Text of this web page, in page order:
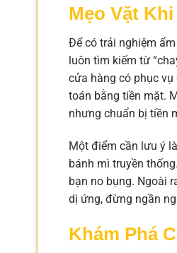
Mẹo Vặt
Để có trải nghiệm
luôn tìm kiếm từ
cửa hàng có phục
toán bằng tiền mặt.
nhưng chuẩn bị tiền
Một điểm cần lưu ý
bánh mì truyền
bạn no bụng. Ngoài
dị ứng, đừng ngần
Khám Phá